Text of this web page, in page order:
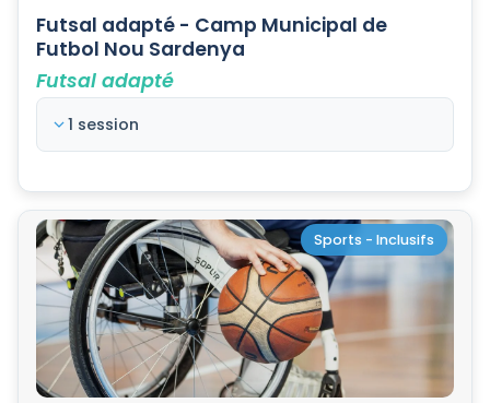
Futsal adapté - Camp Municipal de
Futbol Nou Sardenya
Futsal adapté
1 session
Sports - Inclusifs